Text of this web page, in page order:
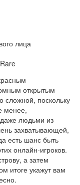
лица
Rare
открытым
сложной, поскольку
менее,
людьми из
захватывающей,
есть шанс быть
онлайн-игроков.
а затем
итоге укажут вам